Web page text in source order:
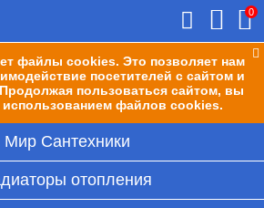
файлы cookies. Это позволяет нам
посетителей с сайтом и
пользоваться сайтом, вы
использованием файлов cookies.
0
Мир Сантехники
отопления